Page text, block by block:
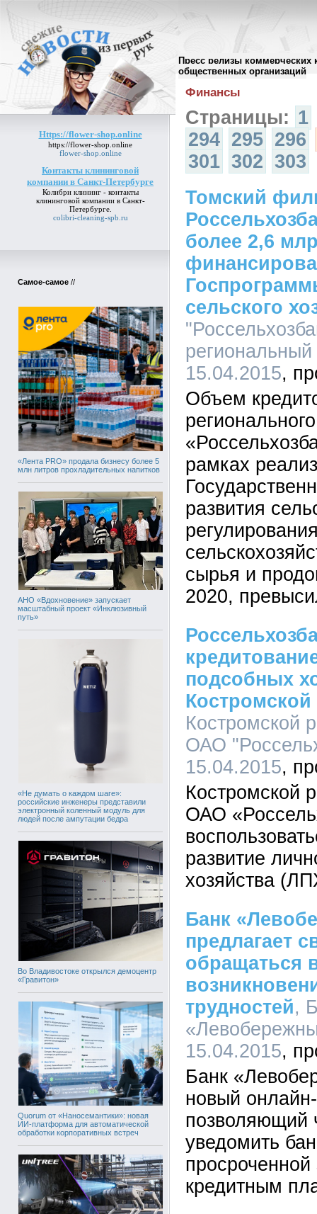
Пресс релизы коммерческих
общественных организаций
Https://flower-shop.online
https://flower-shop.online
flower-shop.online
Контакты клининговой
компании в Санкт-Петербурге
Колибри клининг - контакты
клининговой компании в Санкт-
Петербурге.
colibri-cleaning-spb.ru
Самое-самое //
«Лента PRO» продала бизнесу более 5
млн литров прохладительных напитков
АНО «Вдохновение» запускает
масштабный проект «Инклюзивный
путь»
«Не думать о каждом шаге»:
российские инженеры представили
электронный коленный модуль для
людей после ампутации бедра
Во Владивостоке открылся демоцентр
«Гравитон»
Quorum от «Наносемантики»: новая
ИИ-платформа для автоматической
обработки корпоративных встреч
Архив пресс-релизов//
Финансы
Страницы: 1
294 295 296
301 302 303
Томский
более 2,6
сельского
15.04.2015
Объем
рамках
развития
сырья и
2020,
подсобных
Костромской
Костромской
ОАО
15.04.2015
Костромской
ОАО
развитие
хозяйства
Банк
предлагает
обращаться
трудностей,
15.04.2015
Банк
новый
позволяющий
уведомить
кредитным